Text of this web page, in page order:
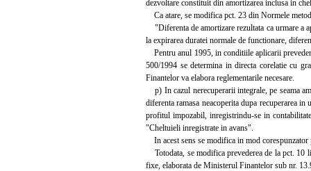
dezvoltare constituit din amortizarea inclusa in
Ca atare, se modifica pct. 23 din Normele
"Diferenta de amortizare rezultata ca urmare a
la expirarea duratei normale de functionare,
Pentru anul 1995, in conditiile aplicarii
500/1994 se determina in directa corelatie cu
Finantelor va elabora reglementarile necesare.
p) In cazul nerecuperarii integrale, pe seama
diferenta ramasa neacoperita dupa recuperarea
profitul impozabil, inregistrindu-se in
"Cheltuieli inregistrate in avans".
In acest sens se modifica in mod
Totodata, se modifica prevederea de la pct. 10
fixe, elaborata de Ministerul Finantelor sub nr.